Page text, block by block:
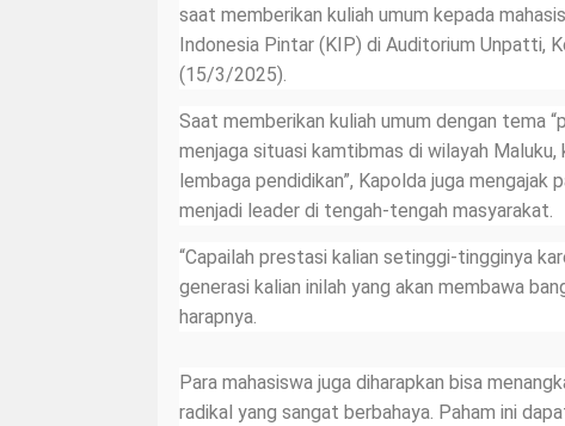
saat memberikan kuliah umum kepada
Indonesia Pintar (KIP) di Auditorium Unpatti,
(15/3/2025).
Saat memberikan kuliah umum dengan tema
menjaga situasi kamtibmas di wilayah Maluku,
lembaga pendidikan”, Kapolda juga mengajak
menjadi leader di tengah-tengah masyarakat.
“Capailah prestasi kalian setinggi-tingginya
generasi kalian inilah yang akan membawa
harapnya.
Para mahasiswa juga diharapkan bisa
radikal yang sangat berbahaya. Paham ini